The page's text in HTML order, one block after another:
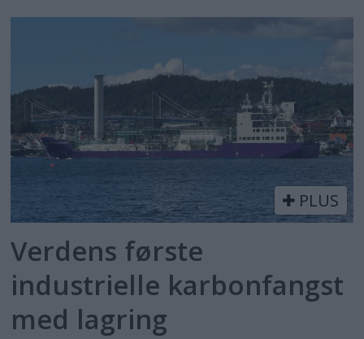
PLUS
Verdens første
industrielle karbonfangst
med lagring